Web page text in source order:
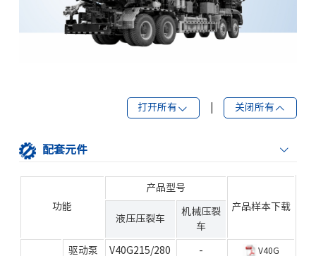
打开所有 关闭所有
配套元件
功能
产品型号
产品样本下载
液压压裂车
机械压裂
车
驱动泵 V40G215/280 - V40G